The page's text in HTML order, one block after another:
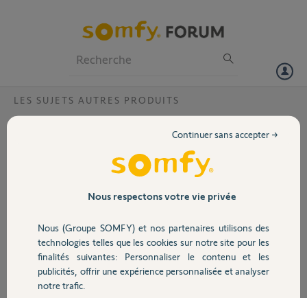
Volet
Sécurité
Domotique
LES SUJETS AUTRES PRODUITS
bonjour.je possède un store banne équipé
d'un moteur somfy altus 60 reaction a la
montée aucune réaction à la descente?
lors de la montée il tourne environ 3 secondes puis arrêt ,pour la
descente on entend un bruit mais pas de mouvement,
j'ai fait une remise à zéro, suivant les vidéos,
la situation reste inchangée. Pouvez vous me venir en aide Merci
Merci,
Nous respectons votre vie privée
Nous (Groupe SOMFY) et nos partenaires utilisons des
technologies telles que les cookies sur notre site pour les
finalités suivantes: Personnaliser le contenu et les
publicités, offrir une expérience personnalisée et analyser
notre trafic.
Continuer sans accepter →